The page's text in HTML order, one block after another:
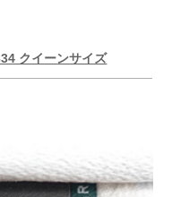
クイーンサイズ